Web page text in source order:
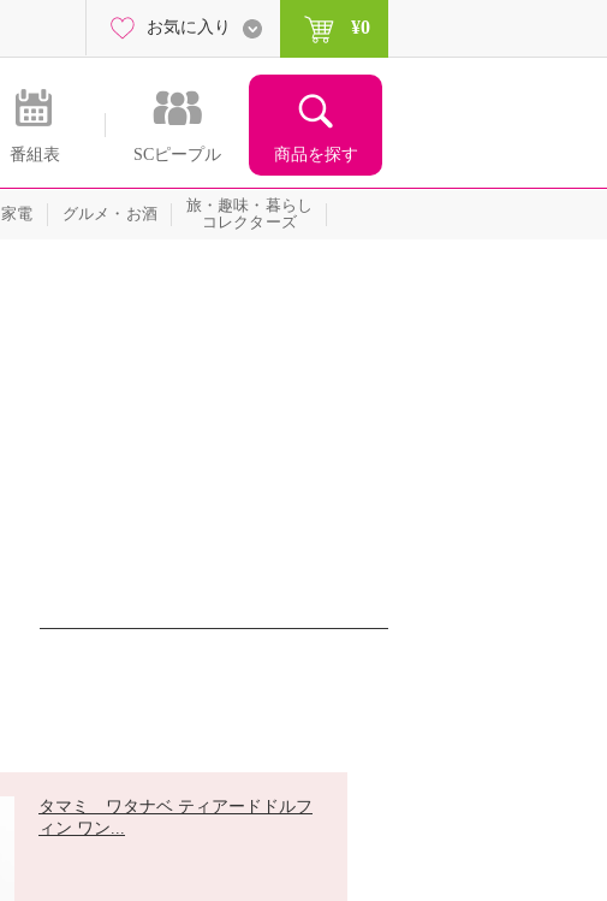
番組表 SCピープル 商品を探す
お気に入り ¥0
家電 グルメ・お酒
旅・趣味・暮らし
コレクターズ
タマミ ワタナベ ティアードドルフ
ィン ワン...